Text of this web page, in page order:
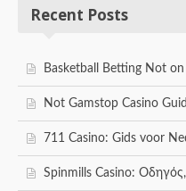
Recent Posts
Basketball Betting Not
Not Gamstop Casino
711 Casino: Gids voor
Spinmills Casino: Οδηγός,